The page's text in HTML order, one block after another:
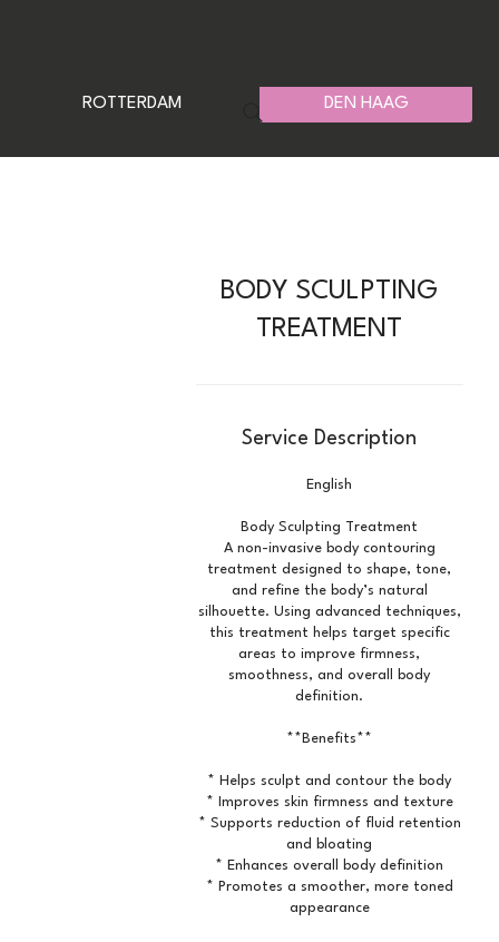
DEN HAAG
ROTTERDAM
BODY SCULPTING
TREATMENT
Service Description
English
Body Sculpting Treatment
A non-invasive body contouring
treatment designed to shape, tone,
and refine the body’s natural
silhouette. Using advanced techniques,
this treatment helps target specific
areas to improve firmness,
smoothness, and overall body
definition.
**Benefits**
* Helps sculpt and contour the body
* Improves skin firmness and texture
* Supports reduction of fluid retention
and bloating
* Enhances overall body definition
* Promotes a smoother, more toned
appearance